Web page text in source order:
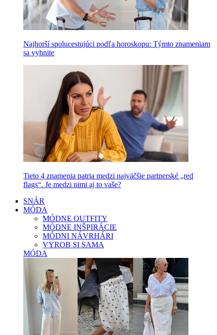
Najhorší spolucestujúci podľa horoskopu: Týmto znameniam
sa vyhnite
Tieto 4 znamenia patria medzi najväčšie partnerské „red
flags“. Je medzi nimi aj to vaše?
SNÁR
MÓDA
MÓDNE OUTFITY
MÓDNE INŠPIRÁCIE
MÓDNI NÁVRHÁRI
VYROB SI SAMA
MÓDA